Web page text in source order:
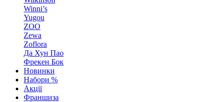
Winni’s
Yugou
ZOO
Zewa
Zoflora
Да Хун Пао
Фрекен Бок
Новинки
Набори %
Акції
Франшиза